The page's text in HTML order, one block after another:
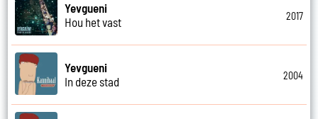
Yevgueni
Hou het vast
2017
Yevgueni
In deze stad
2004